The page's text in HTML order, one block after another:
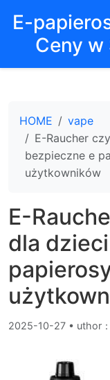
E-
Ceny w
HOME
vape
E-Raucher
bezpieczne e
użytkowników
E-
dla
2025-10-27 • uthor